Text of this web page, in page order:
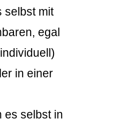
selbst mit
egal
in einer
es selbst in